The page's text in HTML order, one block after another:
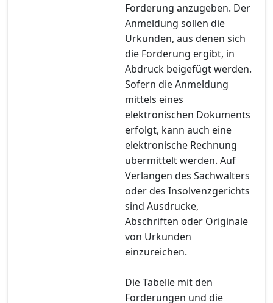
Forderung anzugeben. Der
Anmeldung sollen die
Urkunden, aus denen sich
die Forderung ergibt, in
Abdruck beigefügt werden.
Sofern die Anmeldung
mittels eines
elektronischen Dokuments
erfolgt, kann auch eine
elektronische Rechnung
übermittelt werden. Auf
Verlangen des Sachwalters
oder des Insolvenzgerichts
sind Ausdrucke,
Abschriften oder Originale
von Urkunden
einzureichen.
Die Tabelle mit den
Forderungen und die